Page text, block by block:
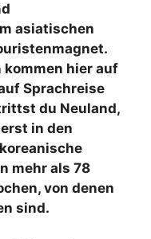
asiatischen
hier auf
Sprachreise
du Neuland,
in den
mehr als 78
von denen
sind.